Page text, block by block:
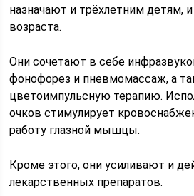
назначают и трёхлетним детям,
возраста.
Они сочетают в себе
фонофорез и пневмомассаж, а
цветоимпульсную терапию.
очков стимулирует
работу глазной мышцы.
Кроме этого, они усиливают и
лекарственных препаратов.